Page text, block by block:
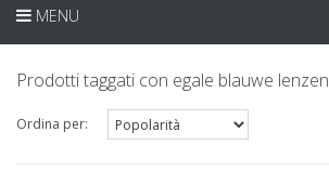
MENU
Prodotti taggati con egale blauwe lenzen
Ordina per: